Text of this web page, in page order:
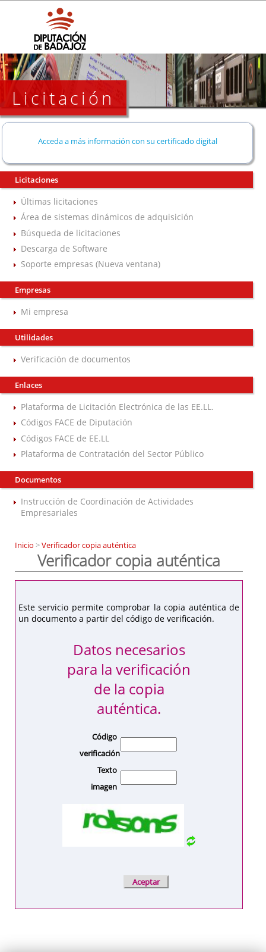
Licitación
Acceda a más información con su certificado digital
Licitaciones
Últimas licitaciones
Área de sistemas dinámicos de adquisición
Búsqueda de licitaciones
Descarga de Software
Soporte empresas (Nueva ventana)
Empresas
Mi empresa
Utilidades
Verificación de documentos
Enlaces
Plataforma de Licitación Electrónica de las EE.LL.
Códigos FACE de Diputación
Códigos FACE de EE.LL
Plataforma de Contratación del Sector Público
Documentos
Instrucción de Coordinación de Actividades
Empresariales
Inicio >Verificador copia auténtica
Verificador copia auténtica
Este servicio permite comprobar la copia auténtica de
un documento a partir del código de verificación.
Datos necesarios
para la verificación
de la copia
auténtica.
Código
verificación
Texto
imagen